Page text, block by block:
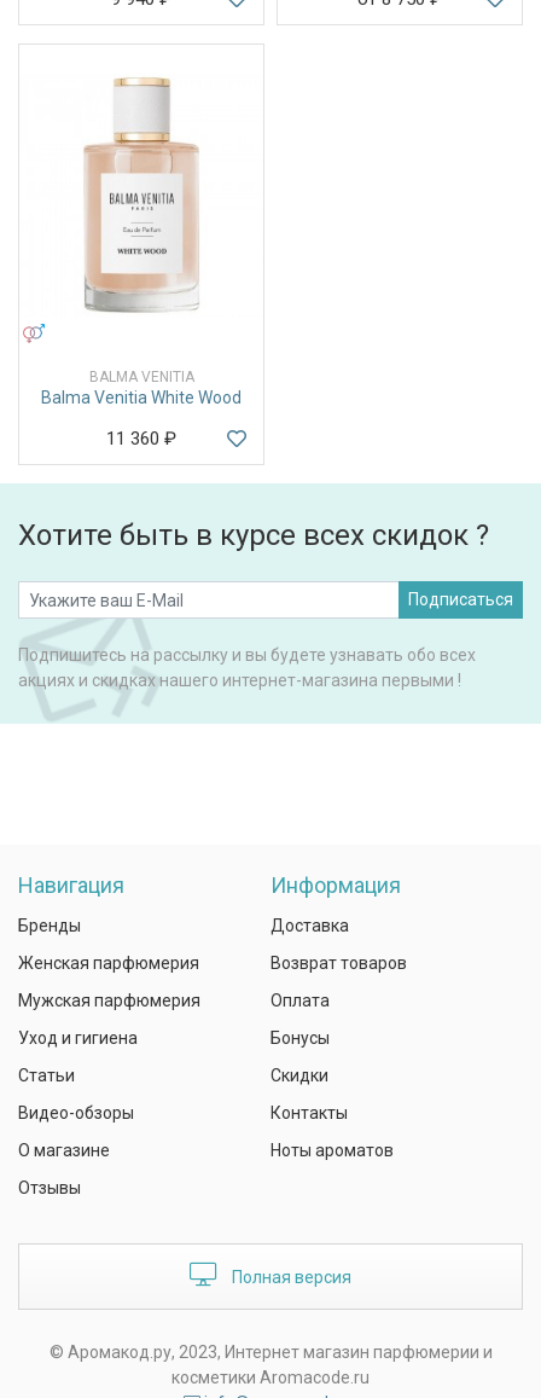
BALMA VENITIA
Balma Venitia White Wood
11 360 ₽
Хотите быть в курсе всех скидок ?
Подписаться
Подпишитесь на рассылку и вы будете узнавать обо всех
акциях и скидках нашего интернет-магазина первыми !
Навигация
Бренды
Женская парфюмерия
Мужская парфюмерия
Уход и гигиена
Статьи
Видео-обзоры
О магазине
Отзывы
Информация
Доставка
Возврат товаров
Оплата
Бонусы
Скидки
Контакты
Ноты ароматов
Полная версия
© Аромакод.ру, 2023, Интернет магазин парфюмерии и
косметики Aromacode.ru